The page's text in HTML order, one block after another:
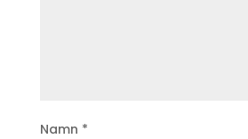
Namn *